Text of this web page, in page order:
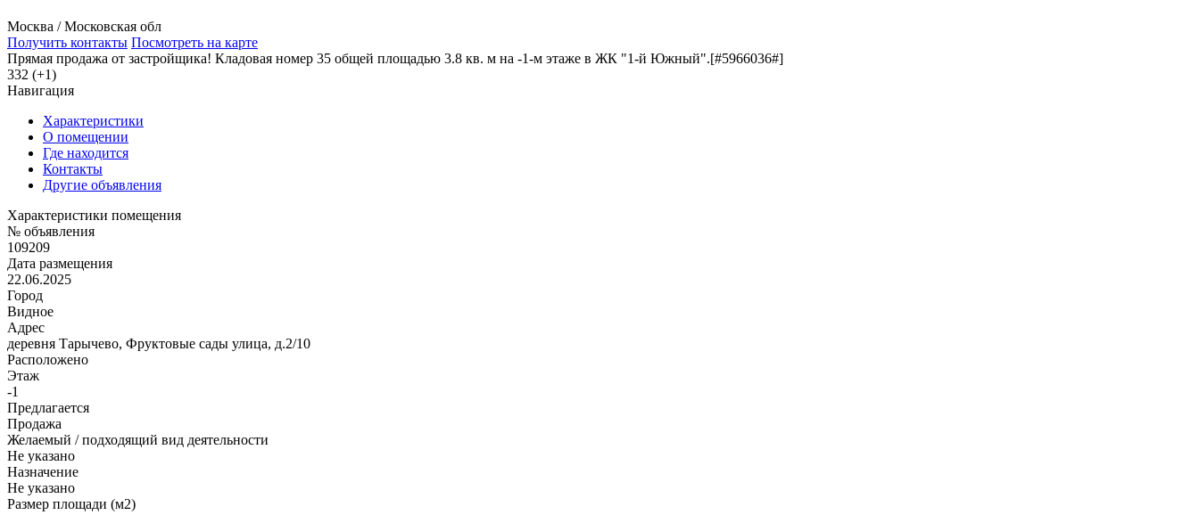
Москва / Московская обл
Получить контакты Посмотреть на карте
Прямая продажа от застройщика! Кладовая номер 35 общей площадью 3.8 кв. м на -1-м этаже в ЖК "1-й Южный".[#5966036#]
332 (+1)
Навигация
Характеристики
О помещении
Где находится
Контакты
Другие объявления
Характеристики помещения
№ объявления
109209
Дата размещения
22.06.2025
Город
Видное
Адрес
деревня Тарычево, Фруктовые сады улица, д.2/10
Расположено
Этаж
-1
Предлагается
Продажа
Желаемый / подходящий вид деятельности
Не указано
Назначение
Не указано
Размер площади (м2)